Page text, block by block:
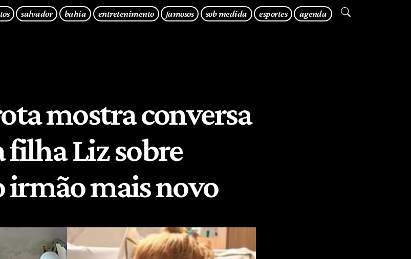
salvador bahia entretenimento famosos sob medida esportes agenda
mostra conversa
filha Liz sobre
irmão mais novo